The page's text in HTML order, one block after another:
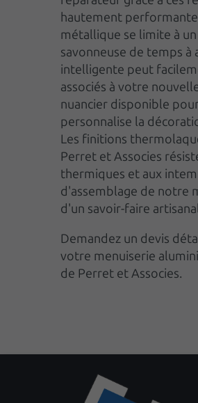
hautement
métallique se limite à
savonneuse de temps
intelligente peut
associés à votre
nuancier disponible
personnalise la
Les finitions
Perret et Associes
thermiques et aux
d'assemblage de notre
d'un savoir-faire
Demandez un devis
votre menuiserie
de Perret et Associes.